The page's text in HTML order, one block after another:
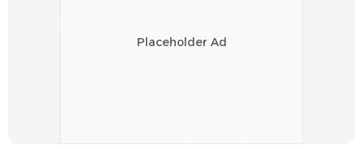
Placeholder Ad